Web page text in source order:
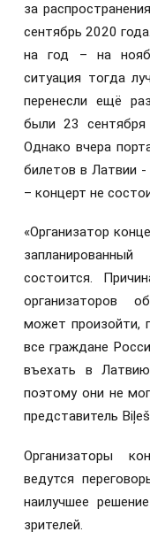
за
сентябрь 2020
на год – на
ситуация тогда
перенесли ещё
были 23
Однако вчера
билетов в Латвии -
– концерт не
«Организатор
состоится.
организаторов
может произойти,
все граждане
въехать в
поэтому они не
представитель
Организаторы
ведутся
наилучшее
зрителей.